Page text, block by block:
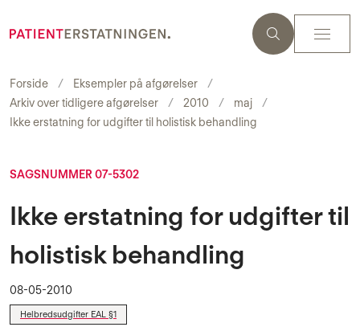
Forside
Eksempler på afgørelser
Arkiv over tidligere afgørelser
2010
maj
Ikke erstatning for udgifter til holistisk behandling
SAGSNUMMER 07-5302
Ikke erstatning for udgifter til
holistisk behandling
08-05-2010
Helbredsudgifter EAL §1